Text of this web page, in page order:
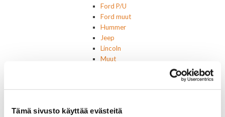
Tämä sivusto käyttää evästeitä
Ford P/U
Ford muut
Hummer
Jeep
Lincoln
Muut
Sivuvalot ja markerit
Sähköosat